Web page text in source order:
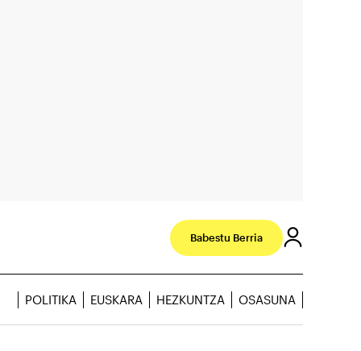
Babestu Berria
POLITIKA EUSKARA HEZKUNTZA OSASUNA